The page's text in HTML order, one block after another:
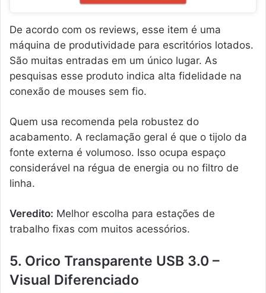
De acordo com os reviews, esse item é uma
máquina de produtividade para escritórios lotados.
São muitas entradas em um único lugar. As
pesquisas esse produto indica alta fidelidade na
conexão de mouses sem fio.
Quem usa recomenda pela robustez do
acabamento. A reclamação geral é que o tijolo da
fonte externa é volumoso. Isso ocupa espaço
considerável na régua de energia ou no filtro de
linha.
Veredito: Melhor escolha para estações de
trabalho fixas com muitos acessórios.
5. Orico Transparente USB 3.0 –
Visual Diferenciado